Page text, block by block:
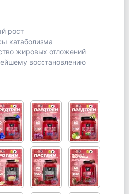
рост
катаболизма
жировых отложений
восстановлению